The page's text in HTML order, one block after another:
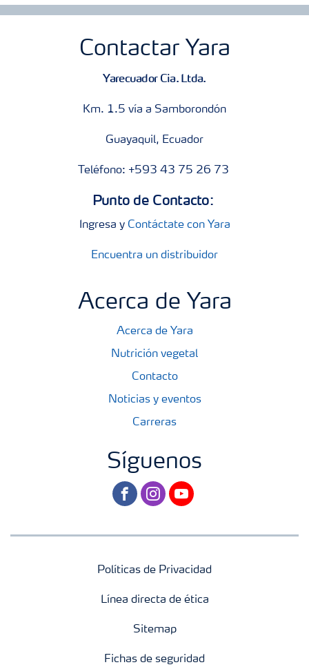
Contactar Yara
Yarecuador Cia. Ltda.
Km. 1.5 vía a Samborondón
Guayaquil, Ecuador
Teléfono: +593 43 75 26 73
Punto de Contacto:
Ingresa y Contáctate con Yara
Encuentra un distribuidor
Acerca de Yara
Acerca de Yara
Nutrición vegetal
Contacto
Noticias y eventos
Carreras
Síguenos
facebookinstagram
youtube
Políticas de Privacidad
Línea directa de ética
Sitemap
Fichas de seguridad